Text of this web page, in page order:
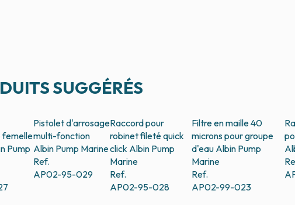
SUGGÉRÉS
femelle
Pump
Pistolet d'arrosage
multi-fonction
Albin Pump Marine
Ref.
AP02-95-029
Raccord pour
robinet fileté quick
click Albin Pump
Marine
Ref.
AP02-95-028
Filtre en maille 40
microns pour groupe
d'eau Albin Pump
Marine
Ref.
AP02-99-023